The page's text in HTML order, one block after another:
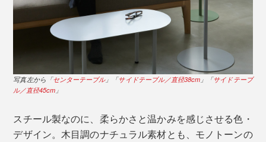
写真左から「センターテーブル」「サイドテーブル／直径38cm 」「サイドテーブ
ル／直径45cm 」
スチール製なのに、柔らかさと温かみを感じさせる色・
デザイン。木目調のナチュラル素材とも、モノトーンの